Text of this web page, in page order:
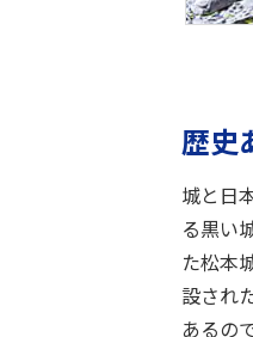
歴史
城と日
る黒い
た松本
設され
あるの